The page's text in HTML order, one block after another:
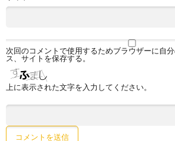
次回のコメントで使用するためブラウザーに自
ス、サイトを保存する。
上に表示された文字を入力してください。